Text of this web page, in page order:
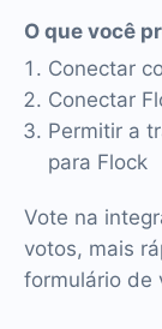
O que você
Conectar
Conectar
Permitir a
para Flock
Vote na
votos, mais
formulário de